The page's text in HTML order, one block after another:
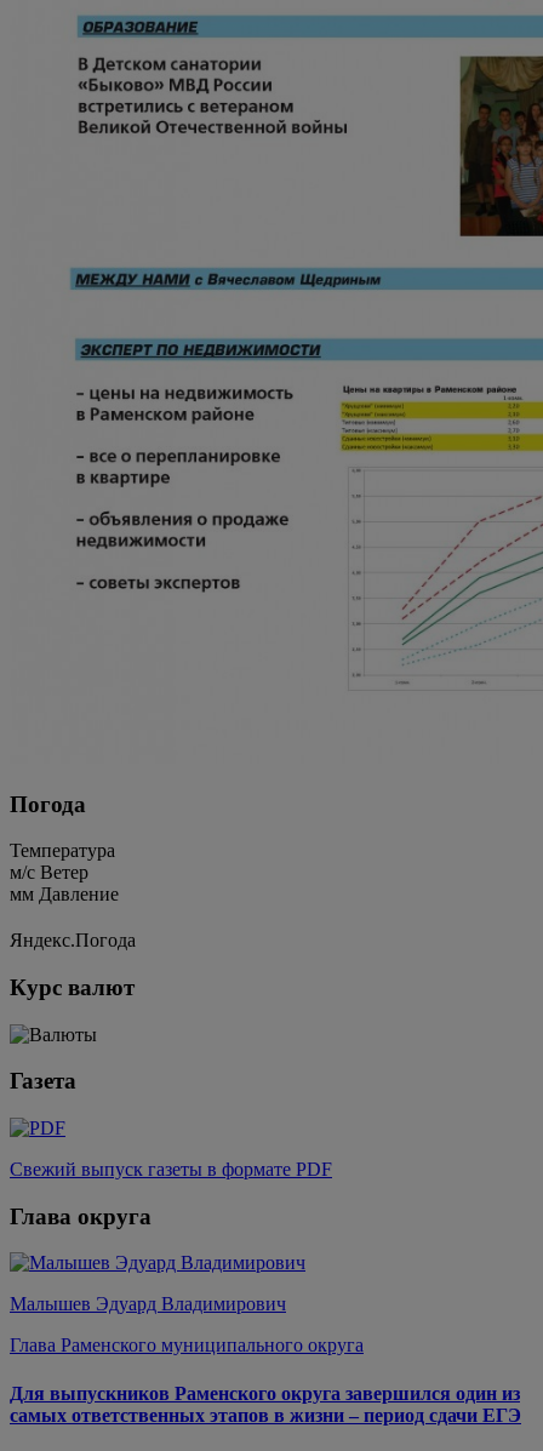
Погода
Температура
м/c Ветер
мм Давление
Яндекс.Погода
Курс валют
Газета
Свежий выпуск газеты в формате PDF
Глава округа
Малышев Эдуард Владимирович
Глава Раменского муниципального округа
Для выпускников Раменского округа завершился один из
самых ответственных этапов в жизни – период сдачи ЕГЭ